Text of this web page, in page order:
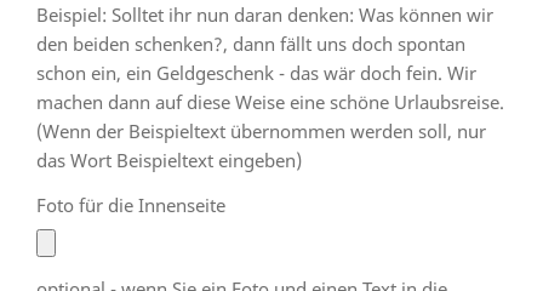
Beispiel: Solltet ihr nun daran denken: Was können wir
den beiden schenken?, dann fällt uns doch spontan
schon ein, ein Geldgeschenk - das wär doch fein. Wir
machen dann auf diese Weise eine schöne Urlaubsreise.
(Wenn der Beispieltext übernommen werden soll, nur
das Wort Beispieltext eingeben)
Foto für die Innenseite